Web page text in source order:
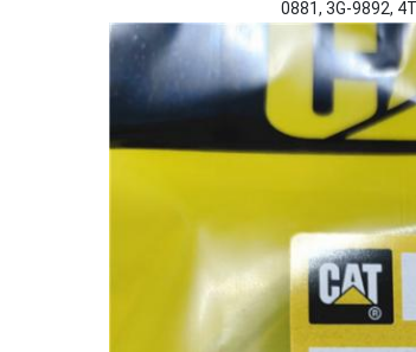
0881, 3G-9892,